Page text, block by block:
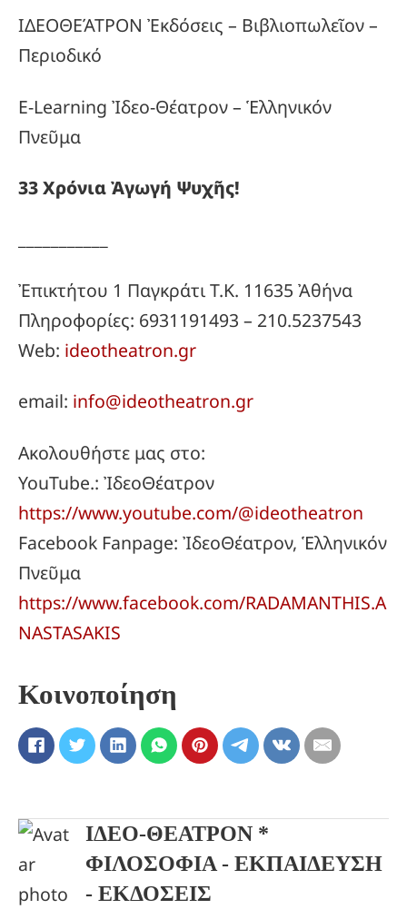
ΙΔΕΟΘΕΆΤΡΟΝ Ἐκδόσεις – Βιβλιοπωλεῖον –
Περιοδικό
E-Learning Ἰδεο-Θέατρον – Ἑλληνικόν
Πνεῦμα
33ΧρόνιαἈγωγή Ψυχῆς!
Ἐπικτήτου 1 Παγκράτι Τ.Κ. 11635 Ἀθήνα
Πληροφορίες: 6931191493 – 210.5237543
Web: ideotheatron.gr
email: info@ideotheatron.gr
Ακολουθήστε μας στο:
YouTube.: ἸδεοΘέατρον
https://www.youtube.com/@ideotheatron
Facebook Fanpage: ἸδεοΘέατρον, Ἑλληνικόν
Πνεῦμα
https://www.facebook.com/RADAMANTHIS.A
NASTASAKIS
Κοινοποίηση
ΙΔΕΟ-ΘΕΑΤΡΟΝ *
ΦΙΛΟΣΟΦΙΑ - ΕΚΠΑΙΔΕΥΣΗ
- ΕΚΔΟΣΕΙΣ